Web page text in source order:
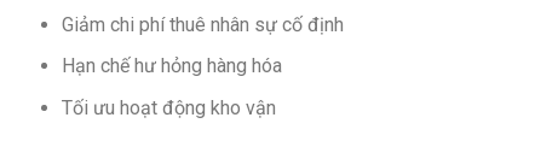
Giảm chi phí thuê nhân sự cố định
Hạn chế hư hỏng hàng hóa
Tối ưu hoạt động kho vận